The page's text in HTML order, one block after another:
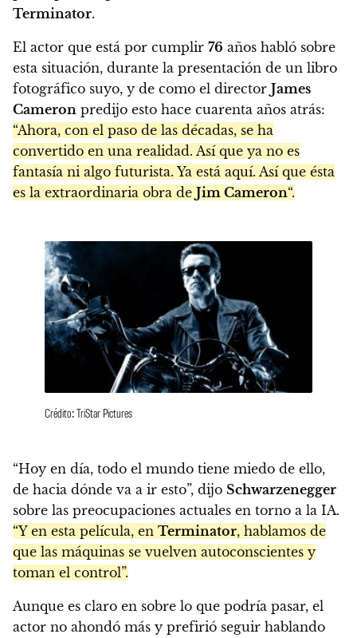
Terminator.
El actor que está por cumplir 76 años habló sobre
esta situación, durante la presentación de un libro
fotográfico suyo, y de como el director James
Cameron predijo esto hace cuarenta años atrás:
“Ahora, con el paso de las décadas, se ha
convertido en una realidad. Así que ya no es
fantasía ni algo futurista. Ya está aquí. Así que ésta
es la extraordinaria obra de Jim Cameron“.
Crédito: TriStar Pictures
“Hoy en día, todo el mundo tiene miedo de ello,
de hacia dónde va a ir esto”, dijo Schwarzenegger
sobre las preocupaciones actuales en torno a la IA.
“Y en esta película, en Terminator, hablamos de
que las máquinas se vuelven autoconscientes y
toman el control”.
Aunque es claro en sobre lo que podría pasar, el
actor no ahondó más y prefirió seguir hablando